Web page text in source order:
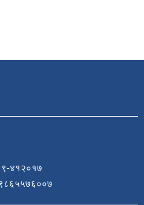
४१२०१७
९८६५५७६००७